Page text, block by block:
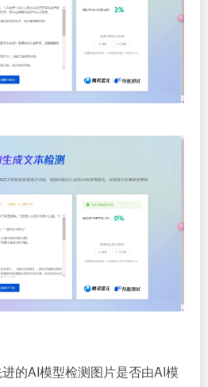
的AI模型检测图片是否由AI模